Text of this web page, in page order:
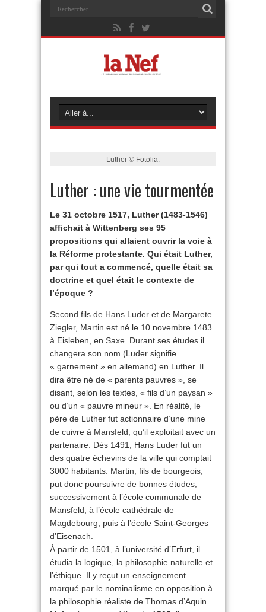
Luther © Fotolia.
Luther : une vie tourmentée
Le 31 octobre 1517, Luther (1483-1546)
affichait à Wittenberg ses 95
propositions qui allaient ouvrir la voie à
la Réforme protestante. Qui était Luther,
par qui tout a commencé, quelle était sa
doctrine et quel était le contexte de
l’époque ?
Second fils de Hans Luder et de Margarete
Ziegler, Martin est né le 10 novembre 1483
à Eisleben, en Saxe. Durant ses études il
changera son nom (Luder signifie
« garnement » en allemand) en Luther. Il
dira être né de « parents pauvres », se
disant, selon les textes, « fils d’un paysan »
ou d’un « pauvre mineur ». En réalité, le
père de Luther fut actionnaire d’une mine
de cuivre à Mansfeld, qu’il exploitait avec un
partenaire. Dès 1491, Hans Luder fut un
des quatre échevins de la ville qui comptait
3000 habitants. Martin, fils de bourgeois,
put donc poursuivre de bonnes études,
successivement à l’école communale de
Mansfeld, à l’école cathédrale de
Magdebourg, puis à l’école Saint-Georges
d’Eisenach.
À partir de 1501, à l’université d’Erfurt, il
étudia la logique, la philosophie naturelle et
l’éthique. Il y reçut un enseignement
marqué par le nominalisme en opposition à
la philosophie réaliste de Thomas d’Aquin.